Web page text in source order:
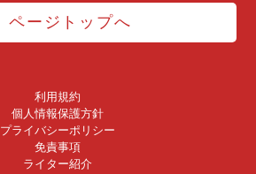
ページトップへ
利用規約
個人情報保護方針
プライバシーポリシー
免責事項
ライター紹介